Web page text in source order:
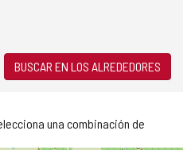
BUSCAR EN LOS ALREDEDORES
una combinación de